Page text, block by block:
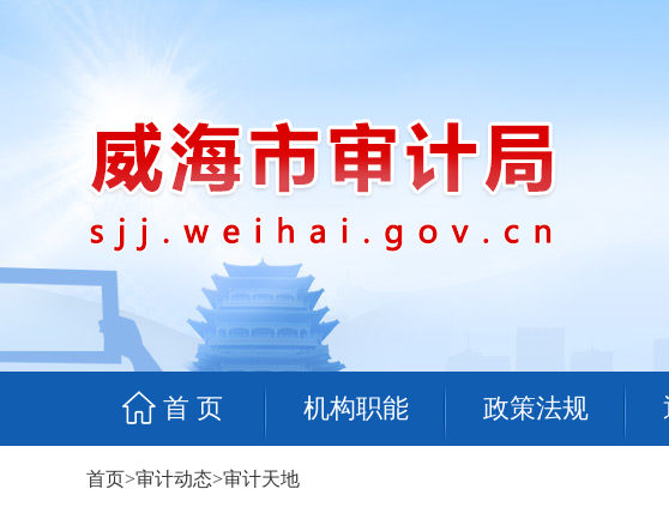
首 页 机构职能 政策法规
首页>审计动态>审计天地